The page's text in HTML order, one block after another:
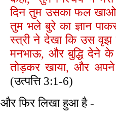
दिन तुम उसका फल
तुम भले बुरे का ज्ञान
स्त्री ने देखा कि उस
मनभाऊ, और बुद्धि देने
तोड़कर खाया, और अपने
(उत्पत्ति 3:1-6)
और फिर लिखा हुआ है -